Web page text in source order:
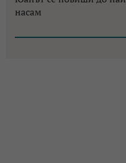
насам